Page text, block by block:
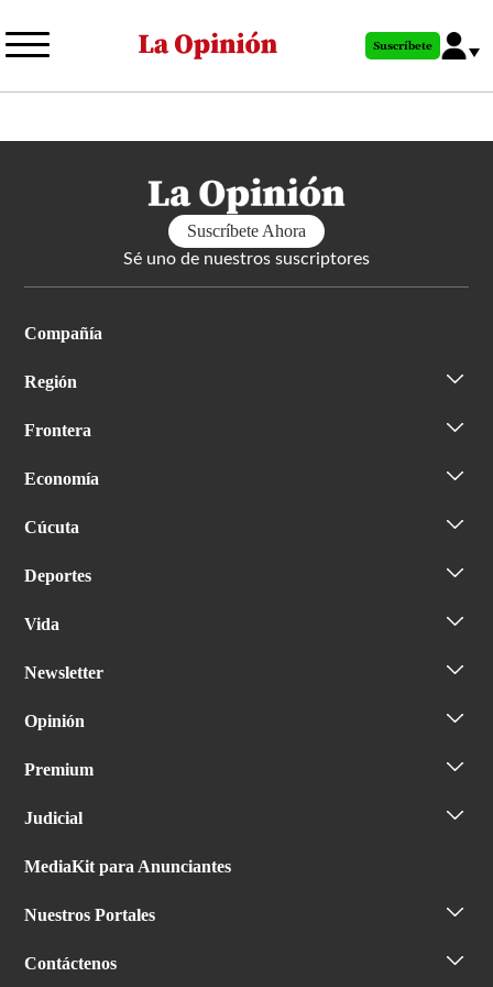
al
principal
Suscríbete
Suscríbete Ahora
Sé uno de nuestros suscriptores
Compañía
Región
Frontera
Economía
Cúcuta
Deportes
Vida
Newsletter
Opinión
Premium
Judicial
MediaKit para Anunciantes
Nuestros Portales
Contáctenos